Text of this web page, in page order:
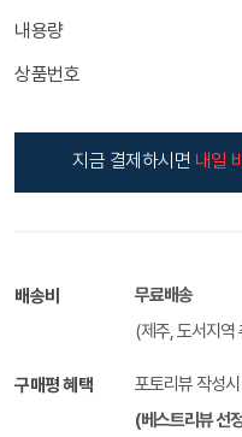
내용량
상품번호
지금 결제하시면 내일
배송비
무료배송
(제주, 도서지역
구매평 혜택 포토리뷰 작성시
(베스트리뷰 선